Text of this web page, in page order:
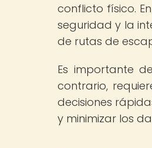
conflicto físico.
seguridad y la
de rutas de
Es importante
contrario,
decisiones
y minimizar los